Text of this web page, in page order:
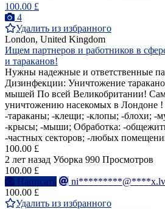
100.00 £
4
Удалить из избранного
London, United Kingdom
Ищем партнеров и работников в
и тараканов!
Нужны надежные и ответственные
Дизинфекции: Уничтожение
мышей По всей Великобритании!
уничтожению насекомых в Лондоне !
-тараканы; -клещи; -клопы; -блохи; -
-крысы; -мыши; Обработка: -
-частных секторов; -любых
100.00 £
2 лет назад Уборка 990 Просмотров
100.00 £
Написать
ni*********@****x.lv
100.00 £
Удалить из избранного